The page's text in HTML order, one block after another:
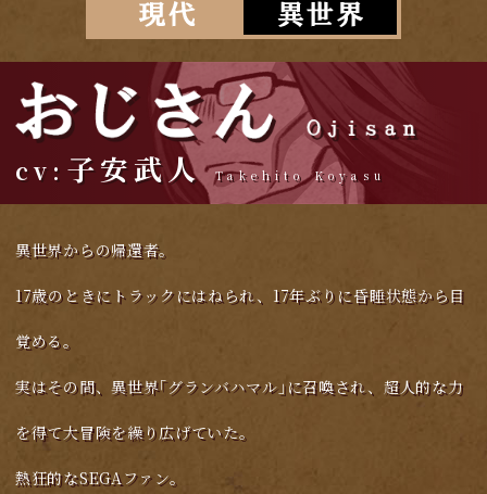
子安武人 Takehito Koyasu
異世界からの帰還者。
17歳のときにトラックにはねられ、17年ぶりに昏睡状態から目
覚める。
実はその間、異世界｢グランバハマル｣に召喚され、 超人的な力
を得て大冒険を繰り広げていた。
熱狂的なSEGAファン。